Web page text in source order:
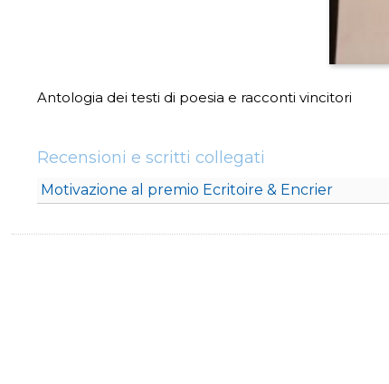
Antologia dei testi di poesia e racconti vincitori
Recensioni e scritti collegati
Motivazione al premio Ecritoire & Encrier